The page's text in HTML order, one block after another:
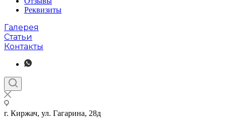
Реквизиты
Галерея
Статьи
Контакты
г. Киржач, ул. Гагарина, 28д